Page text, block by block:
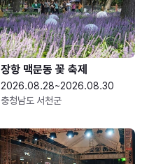
장항 맥문동 꽃 축제
2026.08.28~2026.08.30
충청남도 서천군